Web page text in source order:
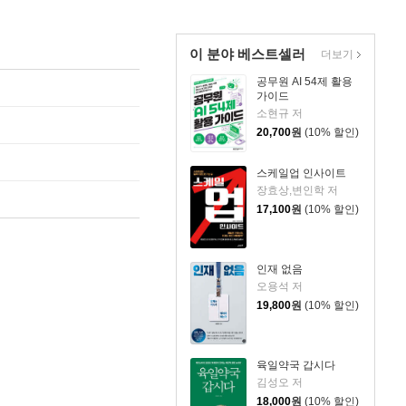
이 분야 베스트셀러
공무원 AI 54제 활용
가이드
소현규 저
20,700원 (10% 할인)
스케일업 인사이트
장효상,변인학 저
17,100원 (10% 할인)
인재 없음
오용석 저
19,800원 (10% 할인)
육일약국 갑시다
김성오 저
18,000원 (10% 할인)
더보기